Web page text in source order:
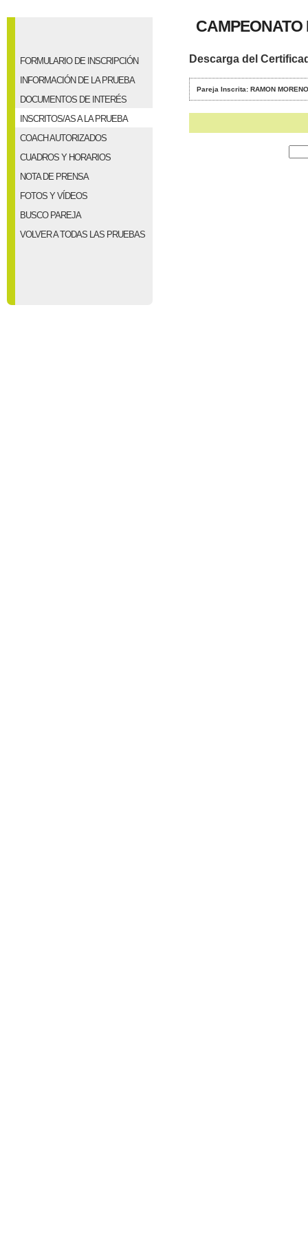
FORMULARIO DE INSCRIPCIÓN
INFORMACIÓN DE LA PRUEBA
DOCUMENTOS DE INTERÉS
INSCRITOS/AS A LA PRUEBA
COACH AUTORIZADOS
CUADROS Y HORARIOS
NOTA DE PRENSA
FOTOS Y VÍDEOS
BUSCO PAREJA
VOLVER A TODAS LAS PRUEBAS
Descarga del
Pareja Inscrita: RAMON